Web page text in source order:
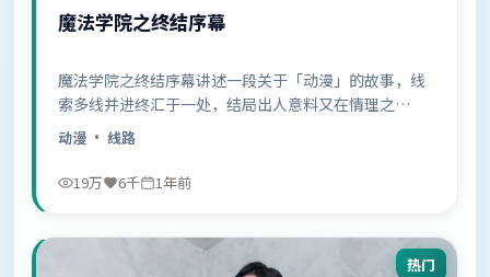
魔法学院之终结序幕
魔法学院之终结序幕讲述一段关于「动漫」的故事，线
索多线并进终汇于一处，结局出人意料又在情理之
中……
动漫 · 线路
19万 6千 1年前
热门